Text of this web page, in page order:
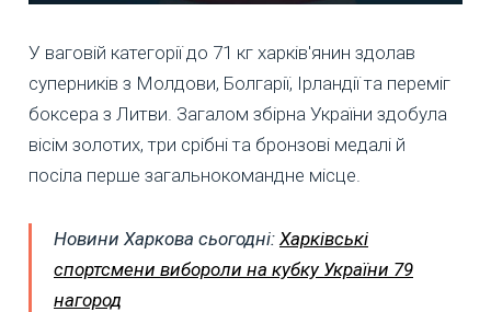
У ваговій категорії до 71 кг харків'янин здолав
суперників з Молдови, Болгарії, Ірландії та переміг
боксера з Литви. Загалом збірна України здобула
вісім золотих, три срібні та бронзові медалі й
посіла перше загальнокомандне місце.
Новини Харкова сьогодні: Харківські
спортсмени вибороли на кубку України 79
нагород